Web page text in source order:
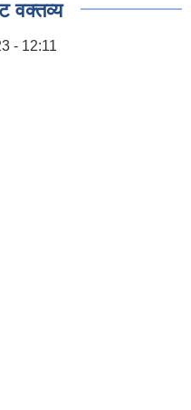
वक्तव्य
- 12:11